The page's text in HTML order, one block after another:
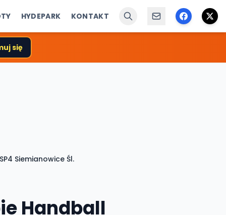
HYDEPARK KONTAKT
się
Siemianowice Śl.
Handball